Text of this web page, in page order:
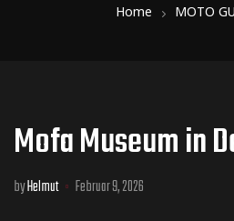
Home MOTO
MOTO
GUZZI
CLUB
Mofa Museum in
byHelmut Februar 9, 2026